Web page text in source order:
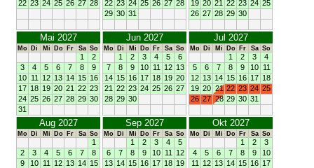
22 23 24 25 26 27 28
22 23 24 25 26 27 28
29 30 31
19 20 21 22 23 24 25
26 27 28 29 30
Mai 2027
Mo Di Mi Do Fr Sa So
1
2
3
4 5 6 7 8
9
10 11 12 13 14 15 16
17 18 19 20 21 22 23
24 25 26 27 28 29 30
31
Jun 2027
Mo Di Mi Do Fr Sa So
1 2 3 4 5
6
7
8 9 10 11 12 13
14 15 16 17 18 19 20
21 22 23 24 25 26 27
28 29 30
Jul 2027
Mo Di Mi Do Fr Sa So
1 2 3
4
5
6 7 8 9 10 11
12 13 14 15 16 17 18
19 20 21 22 23 24 25
26 27 28 29 30 31
Aug 2027
Mo Di Mi Do Fr Sa So
1
2
3 4 5 6 7
8
9
10 11 12 13 14 15
Sep 2027
Mo Di Mi Do Fr Sa So
1 2 3 4
5
6
7 8 9 10 11
12
13 14 15 16 17 18 19
Okt 2027
Mo Di Mi Do Fr Sa So
1 2
3
4
5 6 7 8 9
10
11
12 13 14 15 16 17